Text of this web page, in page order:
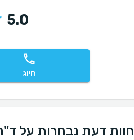
5.0
חיוג
חוות דעת נבחרות על ד"ר